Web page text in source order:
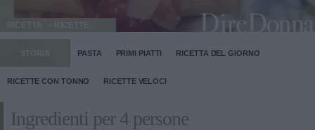
RICETTA
STORIA PASTA PRIMI PIATTI RICETTA DEL GIORNO
RICETTE CON TONNO RICETTE VELOCI
Ingredienti per 4 persone